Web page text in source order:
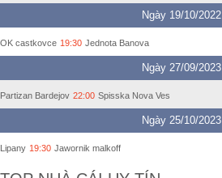
Ngày 19/10/2022
OK castkovce 19:30 Jednota Banova
Ngày 27/09/2023
Partizan Bardejov 22:00 Spisska Nova Ves
Ngày 25/10/2023
Lipany 19:30 Jawornik malkoff